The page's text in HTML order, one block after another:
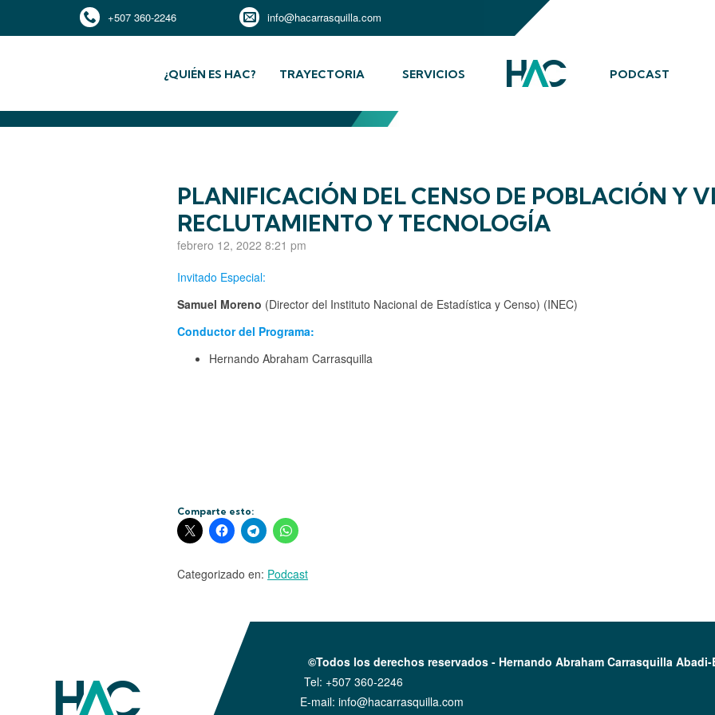
+507 360-2246 info@hacarrasquilla.com
¿QUIÉN ES HAC? TRAYECTORIA SERVICIOS PODCAST
PLANIFICACIÓN DEL CENSO DE POBLACIÓN Y
RECLUTAMIENTO Y TECNOLOGÍA
febrero 12, 2022 8:21 pm
Invitado Especial:
Samuel Moreno (Director del Instituto Nacional de Estadística y Censo) (INEC)
Conductor del Programa:
Hernando Abraham Carrasquilla
Comparte esto:
Categorizado en: Podcast
©Todos los derechos reservados - Hernando Abraham Carrasquilla Abadi-
Tel: +507 360-2246
E-mail: info@hacarrasquilla.com